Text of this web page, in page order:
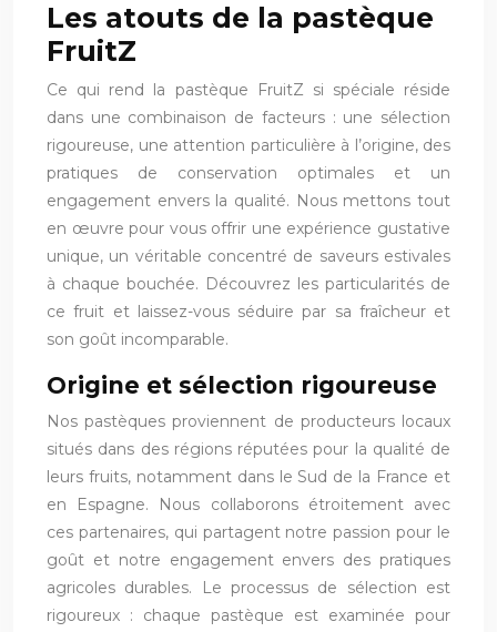
Les atouts de la pastèque
FruitZ
Ce qui rend la pastèque FruitZ si spéciale réside
dans une combinaison de facteurs : une sélection
rigoureuse, une attention particulière à l’origine, des
pratiques de conservation optimales et un
engagement envers la qualité. Nous mettons tout
en œuvre pour vous offrir une expérience gustative
unique, un véritable concentré de saveurs estivales
à chaque bouchée. Découvrez les particularités de
ce fruit et laissez-vous séduire par sa fraîcheur et
son goût incomparable.
Origine et sélection rigoureuse
Nos pastèques proviennent de producteurs locaux
situés dans des régions réputées pour la qualité de
leurs fruits, notamment dans le Sud de la France et
en Espagne. Nous collaborons étroitement avec
ces partenaires, qui partagent notre passion pour le
goût et notre engagement envers des pratiques
agricoles durables. Le processus de sélection est
rigoureux : chaque pastèque est examinée pour